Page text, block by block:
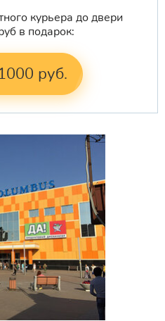
курьера до двери
в подарок:
руб.